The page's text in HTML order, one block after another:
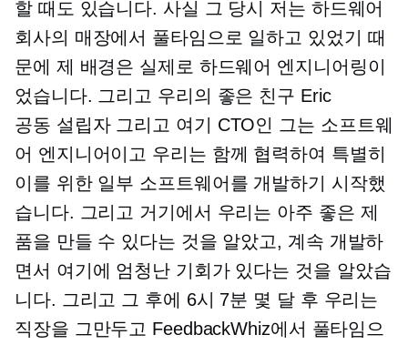
할 때도 있습니다. 사실 그 당시 저는 하드웨어
회사의 매장에서 풀타임으로 일하고 있었기 때
문에 제 배경은 실제로 하드웨어 엔지니어링이
었습니다. 그리고 우리의 좋은 친구 Eric
공동 설립자그리고 여기 CTO인 그는 소프트웨
어 엔지니어이고 우리는 함께 협력하여 특별히
이를 위한 일부 소프트웨어를 개발하기 시작했
습니다. 그리고 거기에서 우리는 아주 좋은 제
품을 만들 수 있다는 것을 알았고, 계속 개발하
면서 여기에 엄청난 기회가 있다는 것을 알았습
니다. 그리고 그 후에 6시 7분 몇 달 후 우리는
직장을 그만두고 FeedbackWhiz에서 풀타임으